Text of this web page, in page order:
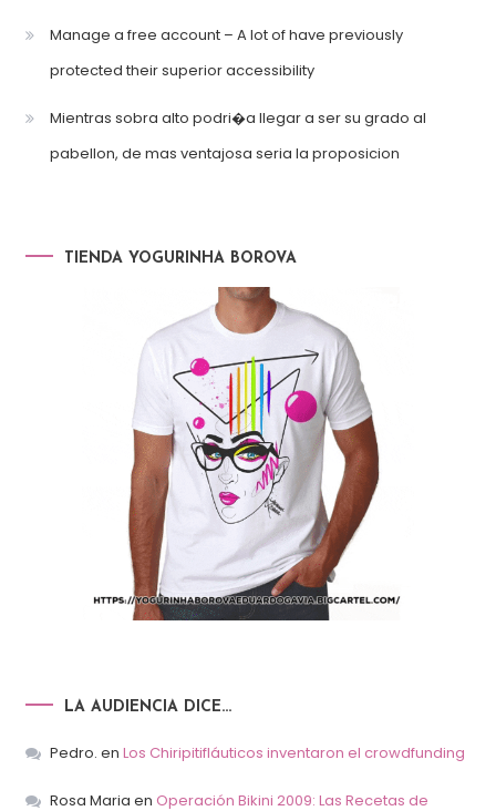
Manage a free account – A lot of have previously
protected their superior accessibility
Mientras sobra alto podri�a llegar a ser su grado al
pabellon, de mas ventajosa seria la proposicion
TIENDA YOGURINHA BOROVA
LA AUDIENCIA DICE…
Pedro. en Los Chiripitifláuticos inventaron el crowdfunding
Rosa Maria en Operación Bikini 2009: Las Recetas de